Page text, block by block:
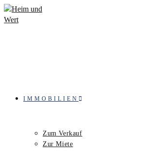
IMMOBILIEN
Zum Verkauf
Zur Miete